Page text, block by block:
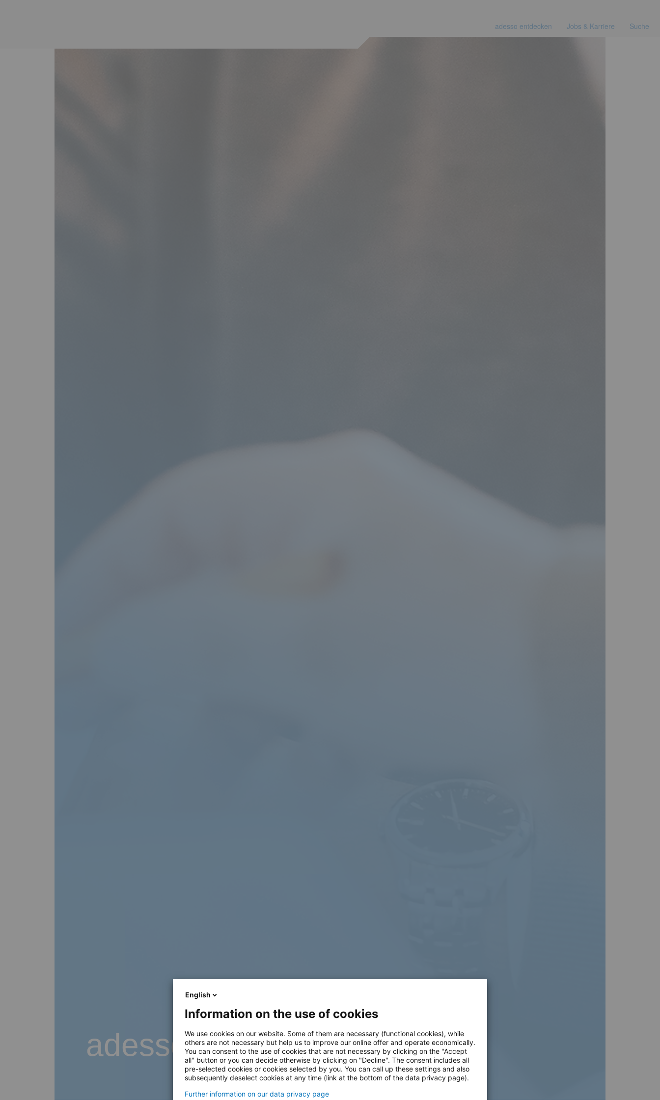
adesso entdecken Jobs & Karriere Suche
adesso Blog
English
Information on the use of cookies
We use cookies on our website. Some of them are necessary (functional cookies), while
others are not necessary but help us to improve our online offer and operate economically.
You can consent to the use of cookies that are not necessary by clicking on the "Accept
all" button or you can decide otherwise by clicking on "Decline". The consent includes all
pre-selected cookies or cookies selected by you. You can call up these settings and also
subsequently deselect cookies at any time (link at the bottom of the data privacy page).
Further information on our data privacy page